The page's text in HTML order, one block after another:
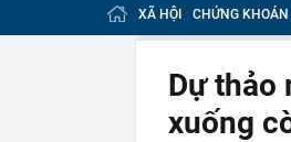
XÃ HỘI CHỨNG KHOÁN
Dự thảo
xuống